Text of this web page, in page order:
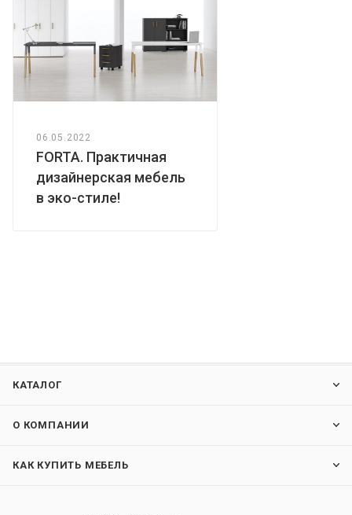
06.05.2022
FORTA. Практичная
дизайнерская мебель
в эко-стиле!
КАТАЛОГ
О КОМПАНИИ
КАК КУПИТЬ МЕБЕЛЬ